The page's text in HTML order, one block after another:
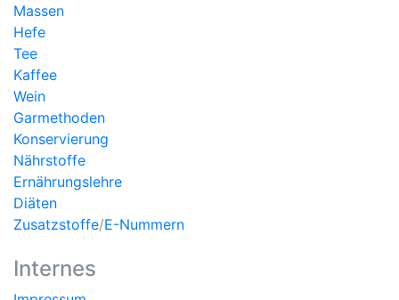
Massen
Hefe
Tee
Kaffee
Wein
Garmethoden
Konservierung
Nährstoffe
Ernährungslehre
Diäten
Zusatzstoffe/E-Nummern
Internes